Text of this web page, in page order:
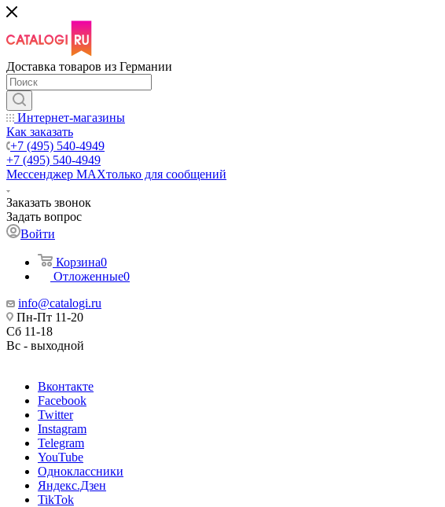
Доставка товаров из Германии
Интернет-магазины
Как заказать
+7 (495) 540-4949
+7 (495) 540-4949
Мессенджер МАХтолько для сообщений
Заказать звонок
Задать вопрос
Войти
Корзина0
Отложенные0
info@catalogi.ru
Пн-Пт 11-20
Сб 11-18
Вс - выходной
Вконтакте
Facebook
Twitter
Instagram
Telegram
YouTube
Одноклассники
Яндекс.Дзен
TikTok